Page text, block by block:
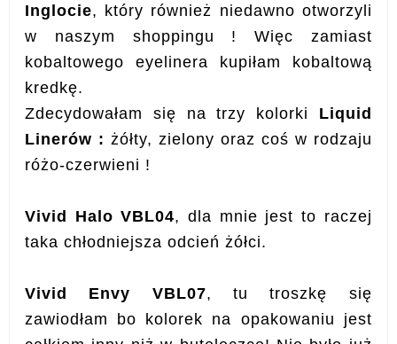
Inglocie, który również niedawno otworzyli
w naszym shoppingu ! Więc zamiast
kobaltowego eyelinera kupiłam kobaltową
kredkę.
Zdecydowałam się na trzy kolorki Liquid
Linerów : żółty, zielony oraz coś w rodzaju
różo-czerwieni !
Vivid Halo VBL04, dla mnie jest to raczej
taka chłodniejsza odcień żółci.
Vivid Envy VBL07, tu troszkę się
zawiodłam bo kolorek na opakowaniu jest